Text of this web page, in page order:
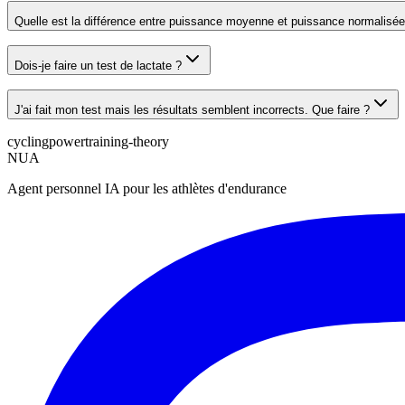
Quelle est la différence entre puissance moyenne et puissance
Dois-je faire un test de lactate ?
J'ai fait mon test mais les résultats semblent incorrects. Que faire ?
cyclingpowertraining-theory
NUA
Agent personnel IA pour les athlètes d'endurance